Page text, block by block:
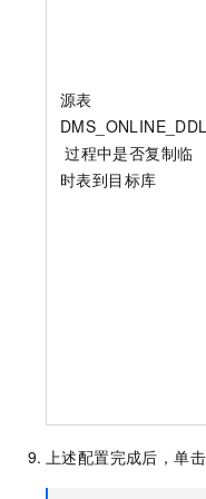
源表
DMS_ONLINE_DDL
过程中是否复制临
时表到目标库
上述配置完成后，单